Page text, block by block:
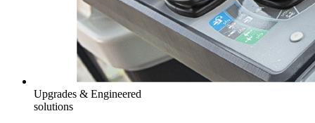
Upgrades & Engineered
solutions